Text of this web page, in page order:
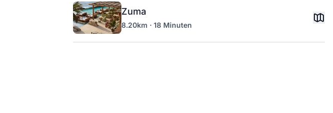
Zuma
8.20km · 18 Minuten